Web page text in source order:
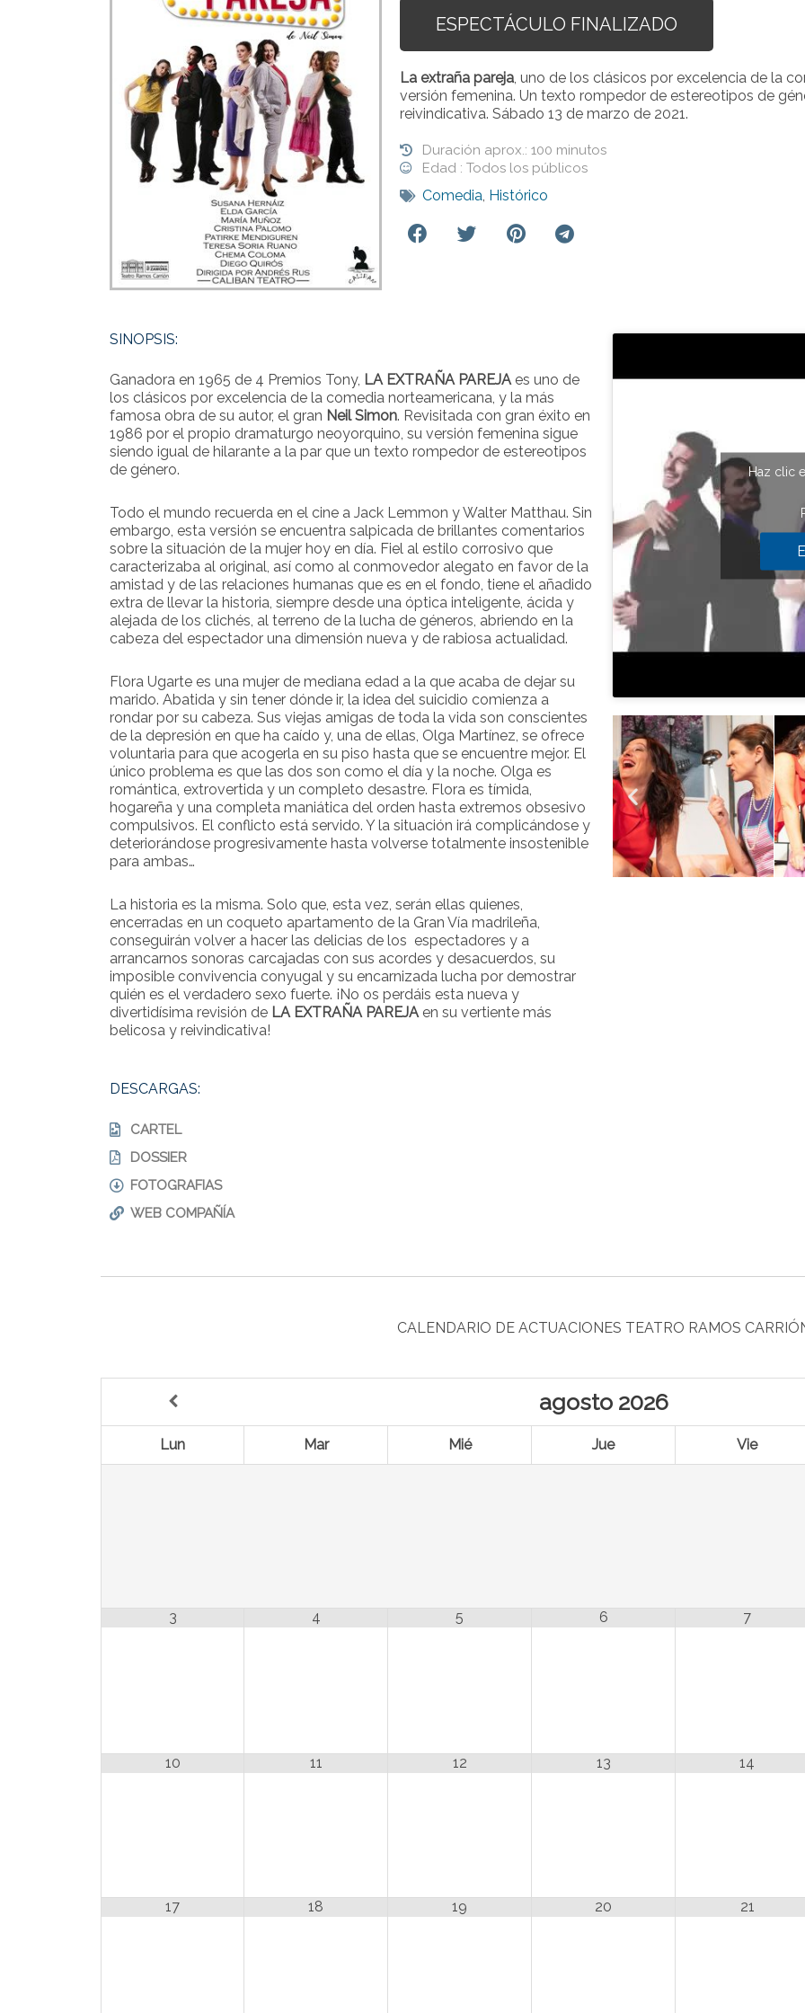
ESPECTÁCULO FINALIZADO
La extraña pareja, uno de los clásicos por excelencia de la
versión femenina. Un texto rompedor de estereotipos de
reivindicativa. Sábado 13 de marzo de 2021.
Duración aprox.: 100 minutos
Edad : Todos los públicos
Comedia, Histórico
SINOPSIS:
Ganadora en 1965 de 4 Premios Tony, LA EXTRAÑA PAREJAes uno de
los clásicos por excelencia de la comedia norteamericana, y la más
famosa obra de su autor, el gran Neil Simon. Revisitada con gran éxito en
1986 por el propio dramaturgo neoyorquino, su versión femenina sigue
siendo igual de hilarante a la par que un texto rompedor de estereotipos
de género.
Todo el mundo recuerda en el cine a Jack Lemmon y Walter Matthau. Sin
embargo, esta versión se encuentra salpicada de brillantes comentarios
sobre la situación de la mujer hoy en día. Fiel al estilo corrosivo que
caracterizaba al original, así como al conmovedor alegato en favor de la
amistad y de las relaciones humanas que es en el fondo, tiene el añadido
extra de llevar la historia, siempre desde una óptica inteligente, ácida y
alejada de los clichés, al terreno de la lucha de géneros, abriendo en la
cabeza del espectador una dimensión nueva y de rabiosa actualidad.
Flora Ugarte es una mujer de mediana edad a la que acaba de dejar su
marido. Abatida y sin tener dónde ir, la idea del suicidio comienza a
rondar por su cabeza. Sus viejas amigas de toda la vida son conscientes
de la depresión en que ha caído y, una de ellas, Olga Martínez, se ofrece
voluntaria para que acogerla en su piso hasta que se encuentre mejor. El
único problema es que las dos son como el día y la noche. Olga es
romántica, extrovertida y un completo desastre. Flora es tímida,
hogareña y una completa maniática del orden hasta extremos obsesivo
compulsivos. El conflicto está servido. Y la situación irá complicándose y
deteriorándose progresivamente hasta volverse totalmente insostenible
para ambas…
La historia es la misma. Solo que, esta vez, serán ellas quienes,
encerradas en un coqueto apartamento de la Gran Vía madrileña,
conseguirán volver a hacer las delicias de los espectadores y a
arrancarnos sonoras carcajadas con sus acordes y desacuerdos, su
imposible convivencia conyugal y su encarnizada lucha por demostrar
quién es el verdadero sexo fuerte. ¡No os perdáis esta nueva y
divertidísima revisión de LA EXTRAÑA PAREJAen su vertiente más
belicosa y reivindicativa!
DESCARGAS:
CARTEL
DOSSIER
FOTOGRAFIAS
WEB COMPAÑÍA
Haz clic
CALENDARIO DE ACTUACIONES TEATRO RAMOS
agosto 2026
Lun Mar Mié Jue Vie
3 4 5 6 7
10 11 12 13 14
17 18 19 20 21